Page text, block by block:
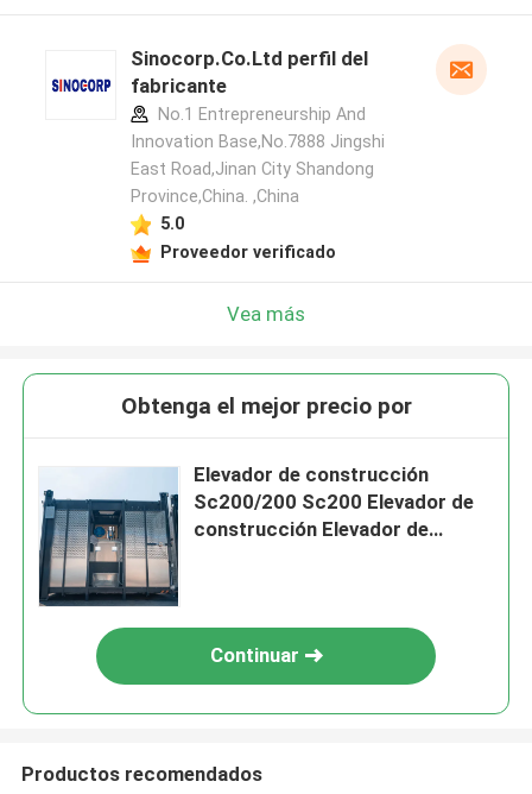
Sinocorp.Co.Ltd perfil del
fabricante
No.1 Entrepreneurship And
Innovation Base,No.7888 Jingshi
East Road,Jinan City Shandong
Province,China. ,China
5.0
Proveedor verificado
Vea más
Obtenga el mejor precio por
Elevador de construcción
Sc200/200 Sc200 Elevador de
construcción Elevador de
Continuar
Productos recomendados